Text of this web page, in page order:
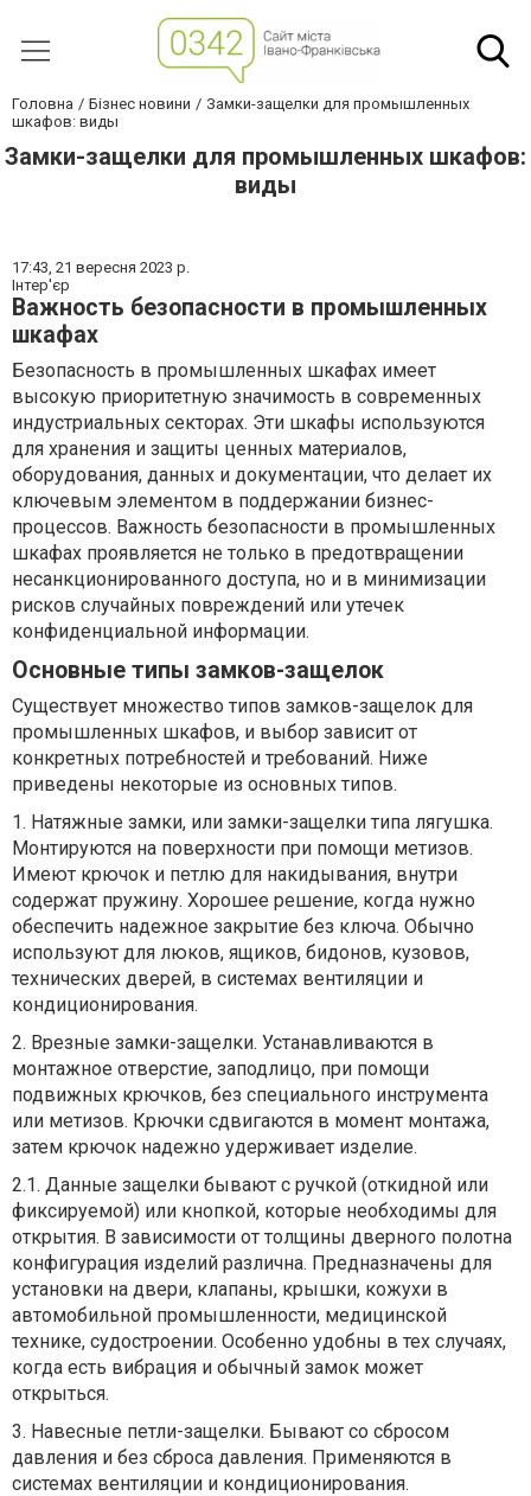
Головна Бізнес новини
Замки-защелки для промышленных
шкафов: виды
Замки-защелки для промышленных шкафов:
виды
17:43, 21 вересня 2023 р.
Інтер'єр
Важность безопасности в промышленных
шкафах
Безопасность в промышленных шкафах имеет
высокую приоритетную значимость в современных
индустриальных секторах. Эти шкафы используются
для хранения и защиты ценных материалов,
оборудования, данных и документации, что делает их
ключевым элементом в поддержании бизнес-
процессов. Важность безопасности в промышленных
шкафах проявляется не только в предотвращении
несанкционированного доступа, но и в минимизации
рисков случайных повреждений или утечек
конфиденциальной информации.
Основные типы замков-защелок
Существует множество типов замков-защелок для
промышленных шкафов, и выбор зависит от
конкретных потребностей и требований. Ниже
приведены некоторые из основных типов.
1. Натяжные замки, или замки-защелки типа лягушка.
Монтируются на поверхности при помощи метизов.
Имеют крючок и петлю для накидывания, внутри
содержат пружину. Хорошее решение, когда нужно
обеспечить надежное закрытие без ключа. Обычно
используют для люков, ящиков, бидонов, кузовов,
технических дверей, в системах вентиляции и
кондиционирования.
2. Врезные замки-защелки. Устанавливаются в
монтажное отверстие, заподлицо, при помощи
подвижных крючков, без специального инструмента
или метизов. Крючки сдвигаются в момент монтажа,
затем крючок надежно удерживает изделие.
2.1. Данные защелки бывают с ручкой (откидной или
фиксируемой) или кнопкой, которые необходимы для
открытия. В зависимости от толщины дверного полотна
конфигурация изделий различна. Предназначены для
установки на двери, клапаны, крышки, кожухи в
автомобильной промышленности, медицинской
технике, судостроении. Особенно удобны в тех случаях,
когда есть вибрация и обычный замок может
открыться.
3. Навесные петли-защелки. Бывают со сбросом
давления и без сброса давления. Применяются в
системах вентиляции и кондиционирования.